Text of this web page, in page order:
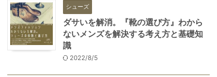
シューズ
ダサいを解消。『靴の選び方』わから
ないメンズを解決する考え方と基礎知
識
2022/8/5